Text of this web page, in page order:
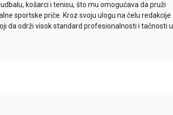
košarci i tenisu, što mu omogućava da pruži
sportske priče. Kroz svoju ulogu na čelu redakcije
da održi visok standard profesionalnosti i tačnosti u